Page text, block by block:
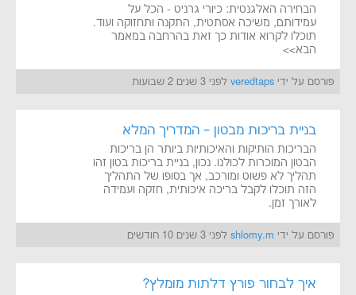
הבחירה האלגנטית: כיורי גרניט - הכל על
עמידותם, משיכה אסתטית, התקנה ותחזוקה ועוד.
תוכלו לקרוא אודות כך זאת בהרחבה במאמר
הבא>>
פורסם על ידי veredtaps לפני 3 שנים 2 שבועות
בניית בריכות מבטון – המדריך המלא
הבריכות הותיקות והאיכותיות ביותר הן בריכות
הבטון המוכרות לכולנו. נכון, בניית בריכות בטון זהו
תהליך לא פשוט ומורכב, אך בסופו של התהליך
הזה תוכלו לקבל בריכה איכותית, חזקה ועמידה
לאורך זמן.
פורסם על ידי shlomy.m לפני 3 שנים 10 חודשים
איך לבחור פורץ דלתות מומלץ?